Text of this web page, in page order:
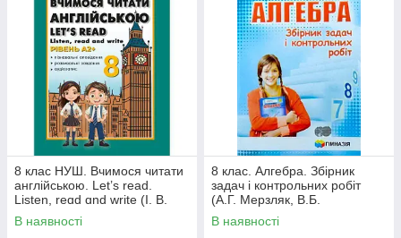
8 клас НУШ. Вчимося читати
англійською. Let’s read.
Listen, reɑd ɑnd write (І. В.
Доценко, О. В. Євчук.),
Абетка
В наявності
8 клас. Алгебра. Збірник
задач і контрольних робіт
(А.Г. Мерзляк, В.Б.
Полонський, Ю.М. Рабінович,
М.С.
В наявності